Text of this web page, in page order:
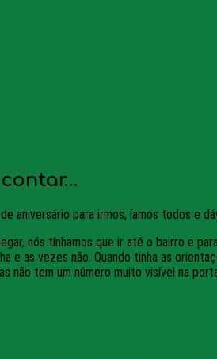
aniversário para irmos, íamos todos e
nós tínhamos que ir até o bairro e
as vezes não. Quando tinha as
não tem um número muito visível na